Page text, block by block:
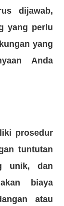
dijawab,
yang perlu
yang
Anda
prosedur
tuntutan
unik, dan
biaya
atau